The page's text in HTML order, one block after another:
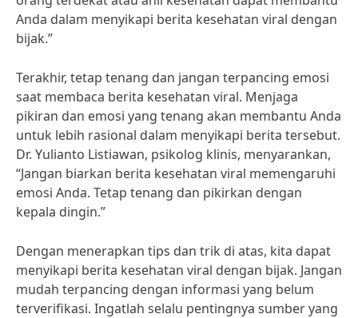
Anda dalam menyikapi berita kesehatan viral dengan
bijak.”
Terakhir, tetap tenang dan jangan terpancing emosi
saat membaca berita kesehatan viral. Menjaga
pikiran dan emosi yang tenang akan membantu Anda
untuk lebih rasional dalam menyikapi berita tersebut.
Dr. Yulianto Listiawan, psikolog klinis, menyarankan,
“Jangan biarkan berita kesehatan viral memengaruhi
emosi Anda. Tetap tenang dan pikirkan dengan
kepala dingin.”
Dengan menerapkan tips dan trik di atas, kita dapat
menyikapi berita kesehatan viral dengan bijak. Jangan
mudah terpancing dengan informasi yang belum
terverifikasi. Ingatlah selalu pentingnya sumber yang